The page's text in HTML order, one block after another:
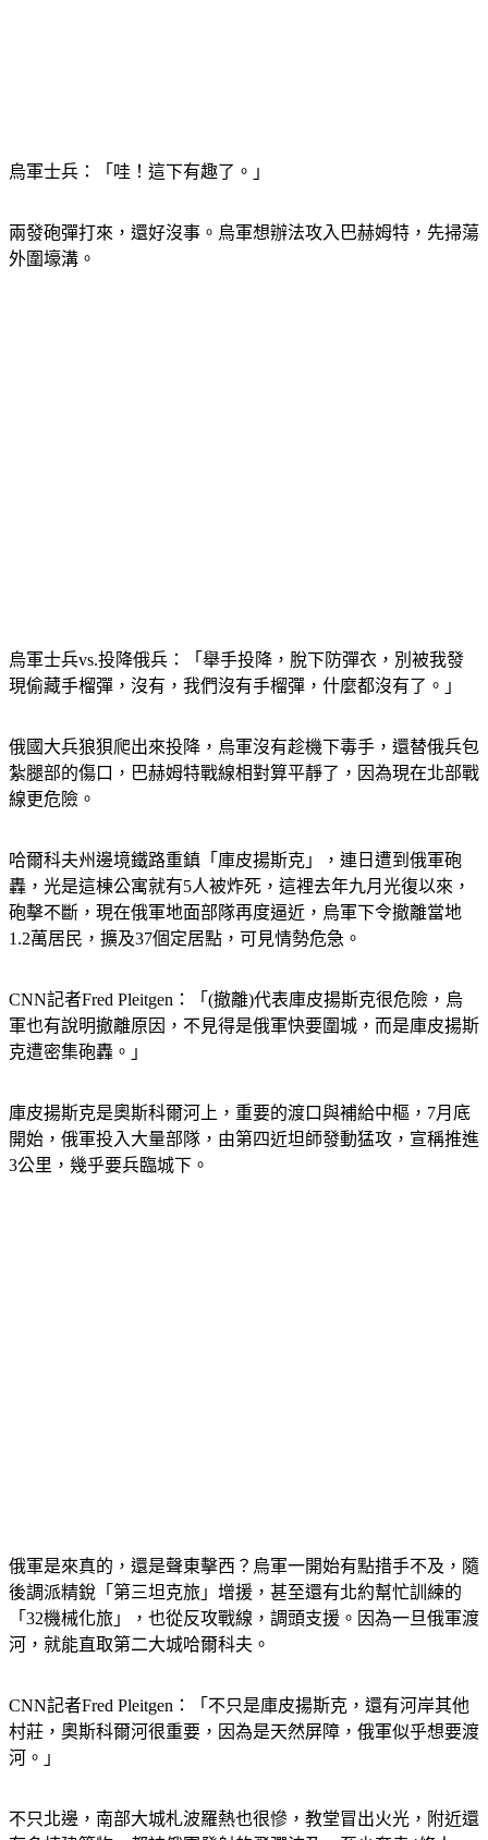
外圍壕溝。
現偷藏手榴彈，沒有，我們沒有手榴彈，什麼都沒有了。」
紮腿部的傷口，巴赫姆特戰線相對算平靜了，因為現在北部戰
線更危險。
轟，光是這棟公寓就有5人被炸死，這裡去年九月光復以來，
砲擊不斷，現在俄軍地面部隊再度逼近，烏軍下令撤離當地
1.2萬居民，擴及37個定居點，可見情勢危急。
軍也有說明撤離原因，不見得是俄軍快要圍城，而是庫皮揚斯
克遭密集砲轟。」
開始，俄軍投入大量部隊，由第四近坦師發動猛攻，宣稱推進
3公里，幾乎要兵臨城下。
後調派精銳「第三坦克旅」增援，甚至還有北約幫忙訓練的
「32機械化旅」，也從反攻戰線，調頭支援。因為一旦俄軍渡
河，就能直取第二大城哈爾科夫。
村莊，奧斯科爾河很重要，因為是天然屏障，俄軍似乎想要渡
河。」
有多棟建築物，都被俄軍發射的飛彈波及，至少奪走4條人